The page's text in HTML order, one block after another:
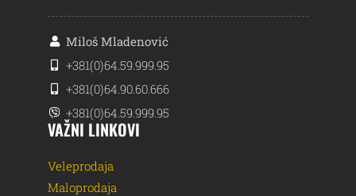
Miloš Mladenović
+381(0)64.59.999.95
+381(0)64.90.60.666
+381(0)64.59.999.95
VAŽNI LINKOVI
Veleprodaja
Maloprodaja